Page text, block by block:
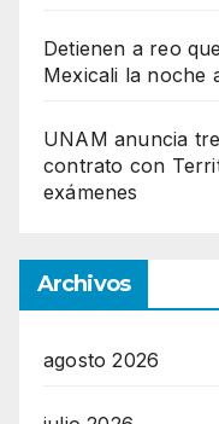
Detienen a reo
Mexicali la noche
UNAM anuncia
contrato con
exámenes
Archivos
agosto 2026